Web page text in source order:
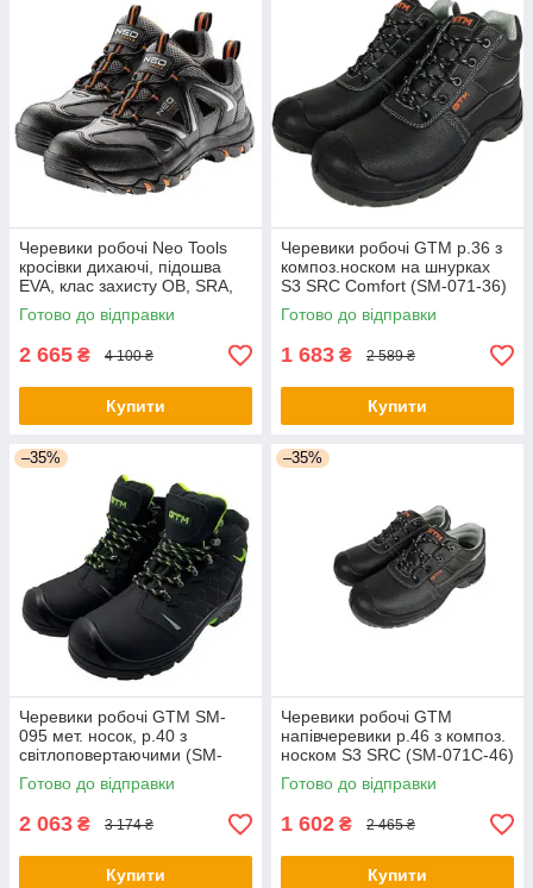
Черевики робочі Neo Tools
кросівки дихаючі, підошва
EVA, клас захисту OB, SRA,
р.43 (82-724) - оригінал
Готово до відправки
2 665 ₴ 4 100 ₴
Купити
Черевики робочі GTM р.36 з
композ.носком на шнурках
S3 SRC Comfort (SM-071-36)
- оригінал
Готово до відправки
1 683 ₴ 2 589 ₴
Купити
–35%
Черевики робочі GTM SM-
095 мет. носок, р.40 з
світлоповертаючими (SM-
095-40) - оригінал
Готово до відправки
2 063 ₴ 3 174 ₴
Купити
–35%
Черевики робочі GTM
напівчеревики р.46 з композ.
носком S3 SRC (SM-071C-46)
- оригінал
Готово до відправки
1 602 ₴ 2 465 ₴
Купити